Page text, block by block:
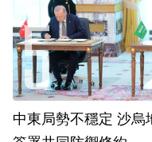
中東局勢不穩定 沙烏